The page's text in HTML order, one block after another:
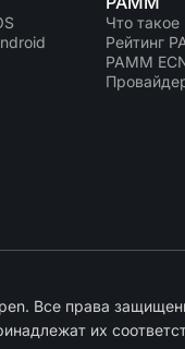
Что такое
Рейтинг
PAMM
Все права
их